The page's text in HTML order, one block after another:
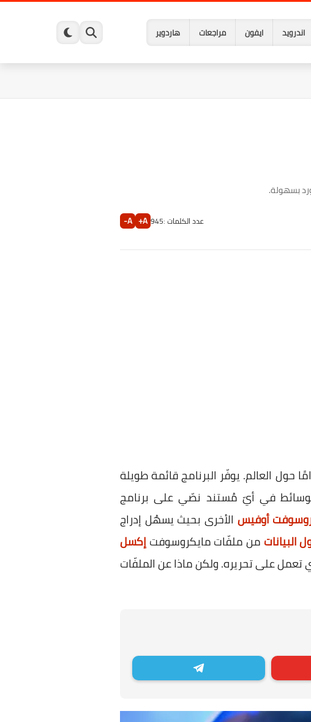
اندرويد ايفون مراجعات هاردوير
عدد الكلمات :945
A+
A-
حول العالم. يوفّر البرنامج قائمة طويلة
في أيّ مُستند نصّي على برنامج
أوفيس الأخرى بحيث يسهُل إدراج
البيانات من ملفّات مايكروسوفتإكسل
تعمل على تحريره. ولكن ماذا عن الملفّات